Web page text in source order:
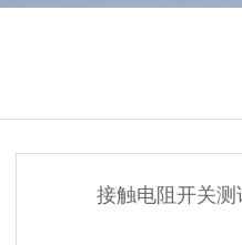
接触电阻开关测